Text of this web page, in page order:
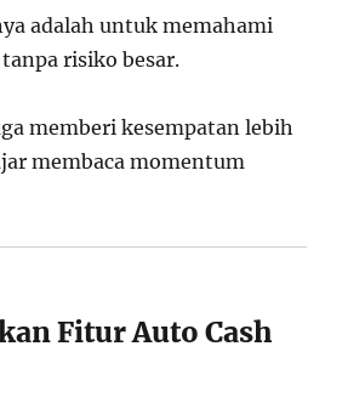
adalah untuk memahami
risiko besar.
memberi kesempatan lebih
membaca momentum
Fitur Auto Cash